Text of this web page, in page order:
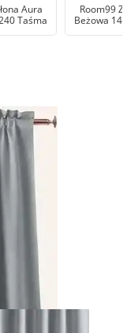
Aura
Taśma
Room99
Beżowa